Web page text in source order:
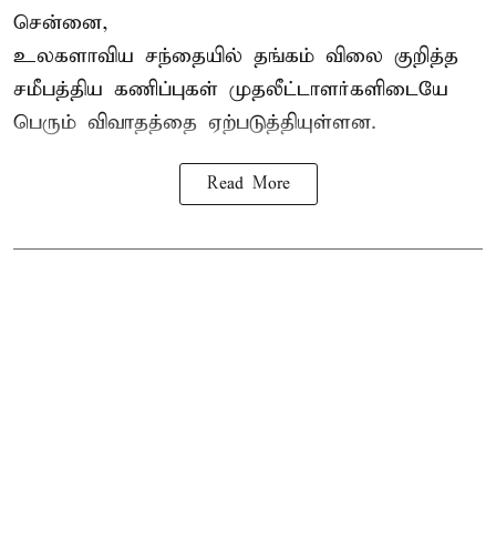
சென்னை,
உலகளாவிய சந்தையில் தங்கம் விலை குறித்த
சமீபத்திய கணிப்புகள் முதலீட்டாளர்களிடையே
பெரும் விவாதத்தை ஏற்படுத்தியுள்ளன.
Read More